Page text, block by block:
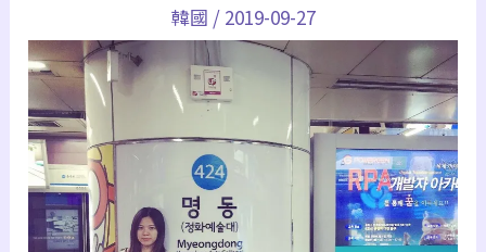
韓國 / 2019-09-27